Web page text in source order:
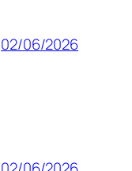
02/06/2026